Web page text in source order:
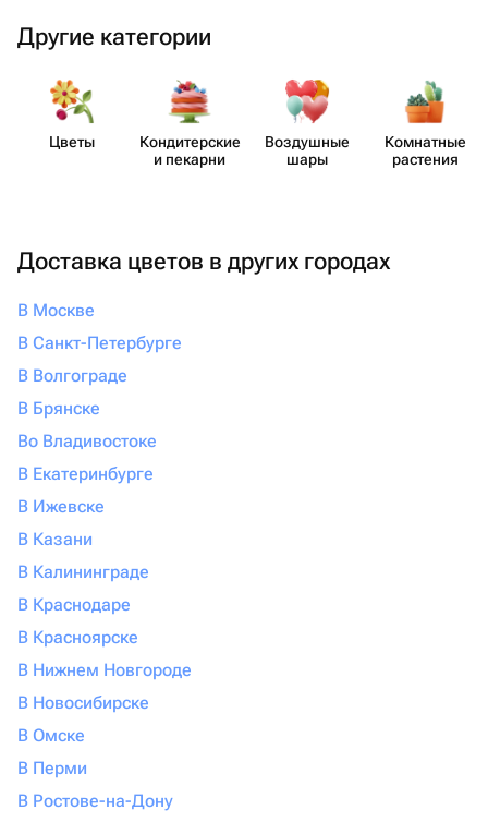
Другие категории
Цветы
Кондит​ерские
и пекарни
Воздушные
шары
Комнатные
растения
Доставка цветов в других городах
В Москве
В Санкт-Петербурге
В Волгограде
В Брянске
Во Владивостоке
В Екатеринбурге
В Ижевске
В Казани
В Калининграде
В Краснодаре
В Красноярске
В Нижнем Новгороде
В Новосибирске
В Омске
В Перми
В Ростове-на-Дону